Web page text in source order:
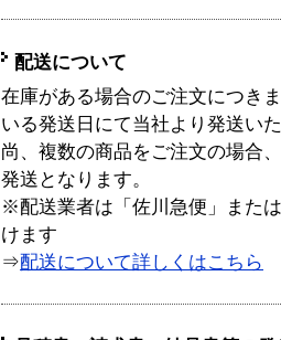
配送について
在庫がある場合のご注文につき
いる発送日にて当社より発送い
尚、複数の商品をご注文の場合
発送となります。
※配送業者は「佐川急便」また
けます
⇒配送について詳しくはこちら